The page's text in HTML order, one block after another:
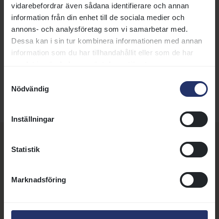
vidarebefordrar även sådana identifierare och annan
information från din enhet till de sociala medier och
annons- och analysföretag som vi samarbetar med.
Dessa kan i sin tur kombinera informationen med annan
information som du har tillhandahållit eller som de har
Nödvändig
Inställningar
Statistik
Marknadsföring
8 augusti 2023 16:34
Svensk Galopp:info@svenskgalopp.se
Taggar: Organisation
Fler nyheter, artiklar och